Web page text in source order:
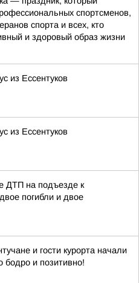
спортсменов,
спорта и всех, кто
и здоровый образ жизни
из Ессентуков
из Ессентуков
ДТП на подъезде к
погибли и двое
и гости курорта начали
бодро и позитивно!